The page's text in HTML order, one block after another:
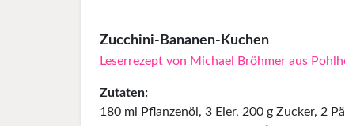
Zucchini-Bananen-Kuchen
Leserrezept von Michael Bröhmer aus
Zutaten:
180 ml Pflanzenöl, 3 Eier, 200 g Zucker, 2